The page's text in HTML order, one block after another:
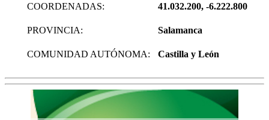
COORDENADAS: 41.032.200, -6.222.800
PROVINCIA: Salamanca
COMUNIDAD AUTÓNOMA: Castilla y León